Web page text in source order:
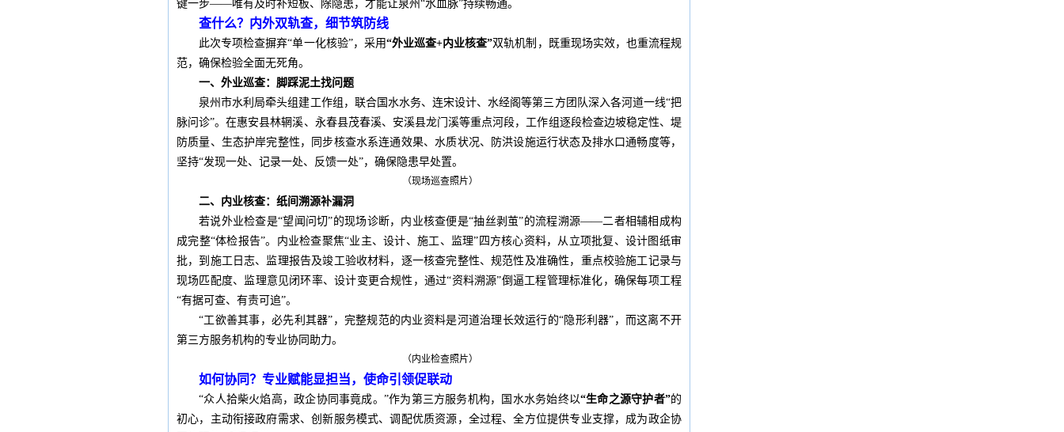
键一步——唯有及时补短板、除隐患，才能让泉州“水血脉”持续畅通。
查什么？内外双轨查，细节筑防线
此次专项检查摒弃“单一化核验”，采用“外业巡查+内业核查”双轨机制，既重现场实效，也重流程规
范，确保检验全面无死角。
一、外业巡查：脚踩泥土找问题
泉州市水利局牵头组建工作组，联合国水水务、连宋设计、水经阁等第三方团队深入各河道一线“把
脉问诊”。在惠安县林辋溪、永春县茂春溪、安溪县龙门溪等重点河段，工作组逐段检查边坡稳定性、堤
防质量、生态护岸完整性，同步核查水系连通效果、水质状况、防洪设施运行状态及排水口通畅度等，
坚持“发现一处、记录一处、反馈一处”，确保隐患早处置。
（现场巡查照片）
二、 内业核查：纸间溯源补漏洞
若说外业检查是“望闻问切”的现场诊断，内业核查便是“抽丝剥茧”的流程溯源——二者相辅相成构
成完整“体检报告”。内业检查聚焦“业主、设计、施工、监理”四方核心资料，从立项批复、设计图纸审
批，到施工日志、监理报告及竣工验收材料，逐一核查完整性、规范性及准确性，重点校验施工记录与
现场匹配度、监理意见闭环率、设计变更合规性，通过“资料溯源”倒逼工程管理标准化，确保每项工程
“有据可查、有责可追”。
“工欲善其事，必先利其器”，完整规范的内业资料是河道治理长效运行的“隐形利器”，而这离不开
第三方服务机构的专业协同助力。
（内业检查照片）
如何协同？专业赋能显担当，使命引领促联动
“众人拾柴火焰高，政企协同事竟成。”作为第三方服务机构，国水水务始终以“生命之源守护者”的
初心，主动衔接政府需求、创新服务模式、调配优质资源，全过程、全方位提供专业支撑，成为政企协